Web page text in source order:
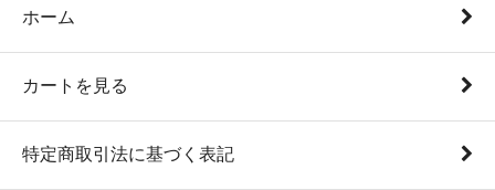
ホーム
カートを見る
特定商取引法に基づく表記